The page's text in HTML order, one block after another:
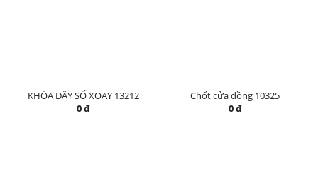
KHÓA DÂY SỐ XOAY 13212
0 đ
Chốt cửa đồng 10325
0 đ